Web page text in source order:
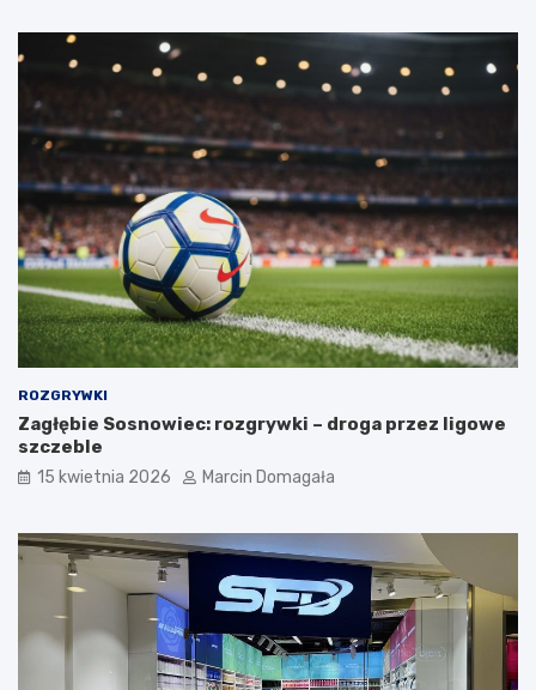
ROZGRYWKI
Zagłębie Sosnowiec: rozgrywki – droga przez ligowe
szczeble
15 kwietnia 2026 Marcin Domagała